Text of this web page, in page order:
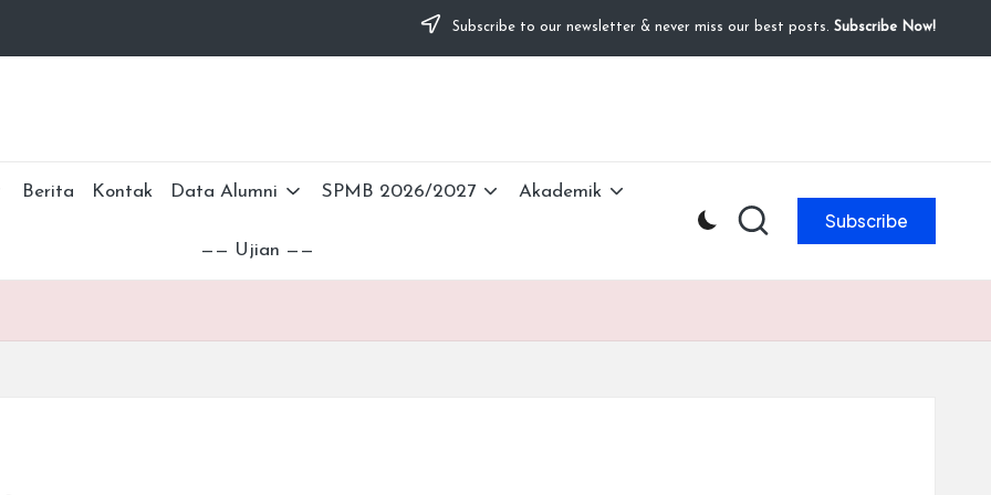
Subscribe to our newsletter & never miss our best posts. Subscribe Now!
Berita Kontak Data Alumni SPMB 2026/2027 Akademik
—— Ujian ——
Subscribe